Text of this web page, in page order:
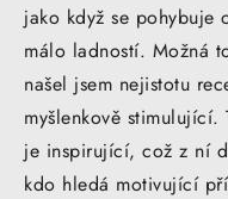
jako když se pohybuje
málo ladností. Možná
našel jsem nejistotu
myšlenkově stimulující.
je inspirující, což z ní
kdo hledá motivující